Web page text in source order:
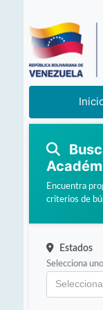
Encuentra
criterios de
Estados
Selecciona